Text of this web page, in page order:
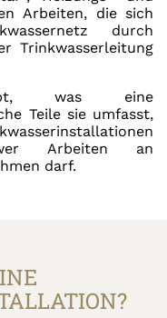
Arbeiten, die sich
durch
Trinkwasserleitung
was eine
Teile sie umfasst,
Arbeiten an
darf.